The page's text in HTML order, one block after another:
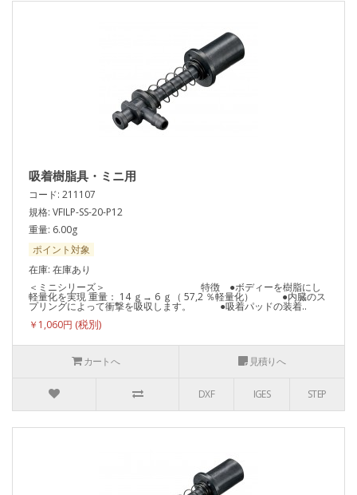
吸着樹脂具・ミニ用
コード: 211107
規格: VFILP-SS-20-P12
重量: 6.00g
ポイント対象
在庫: 在庫あり
＜ミニシリーズ＞ 特徴 ●ボディーを樹脂にし
軽量化を実現 重量： 14 ｇ→ 6 ｇ（ 57,2 ％軽量化） ●内臓のス
プリングによって衝撃を吸収します。 ●吸着パッドの装着..
￥1,060円
カートへ 見積りへ
DXF IGES STEP